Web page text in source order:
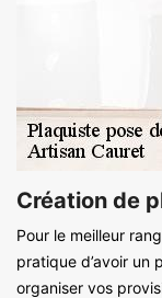
Création de
Pour le meilleur
pratique d’avoir un
organiser vos